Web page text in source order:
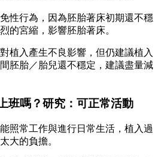
性行為，因為胚胎著床初期還不穩
的宮縮，影響胚胎著床。
植入產生不良影響，但仍建議植入
胚胎／胎兒還不穩定，建議盡量減
班嗎？研究：可正常活動
照常工作與進行日常生活，植入過
大的負擔。